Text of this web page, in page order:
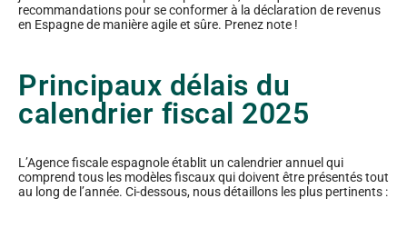
recommandations pour se conformer à la déclaration de revenus
en Espagne de manière agile et sûre. Prenez note !
Principaux délais du
calendrier fiscal 2025
L’Agence fiscale espagnole établit un calendrier annuel qui
comprend tous les modèles fiscaux qui doivent être présentés tout
au long de l’année. Ci-dessous, nous détaillons les plus pertinents :